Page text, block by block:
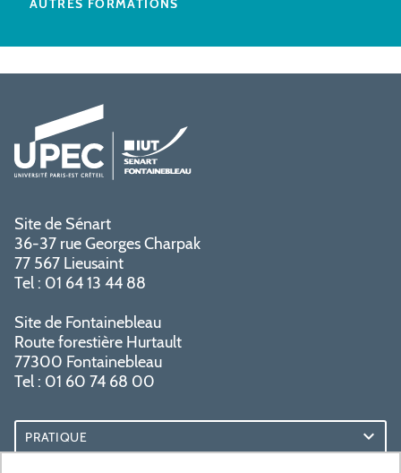
Site de Sénart
36-37 rue Georges Charpak
77 567 Lieusaint
Tel : 01 64 13 44 88
Site de Fontainebleau
Route forestière Hurtault
77300 Fontainebleau
Tel : 01 60 74 68 00
PRATIQUE